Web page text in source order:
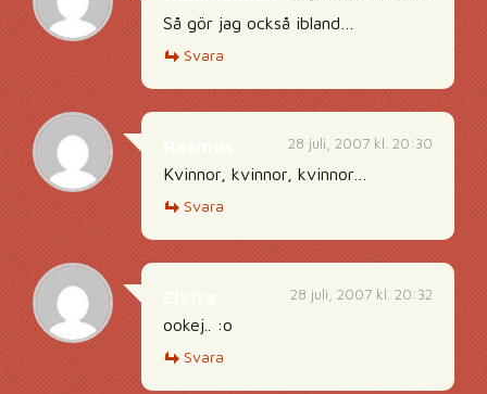
Så gör jag också ibland…
Svara
28 juli, 2007 kl. 20:30
Kvinnor, kvinnor, kvinnor…
Svara
28 juli, 2007 kl. 20:32
ookej.. :o
Svara